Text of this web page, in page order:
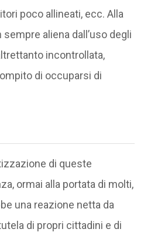
poco allineati, ecc. Alla
aliena dall’uso degli
incontrollata,
di occuparsi di
di queste
ormai alla portata di molti,
una reazione netta da
di propri cittadini e di